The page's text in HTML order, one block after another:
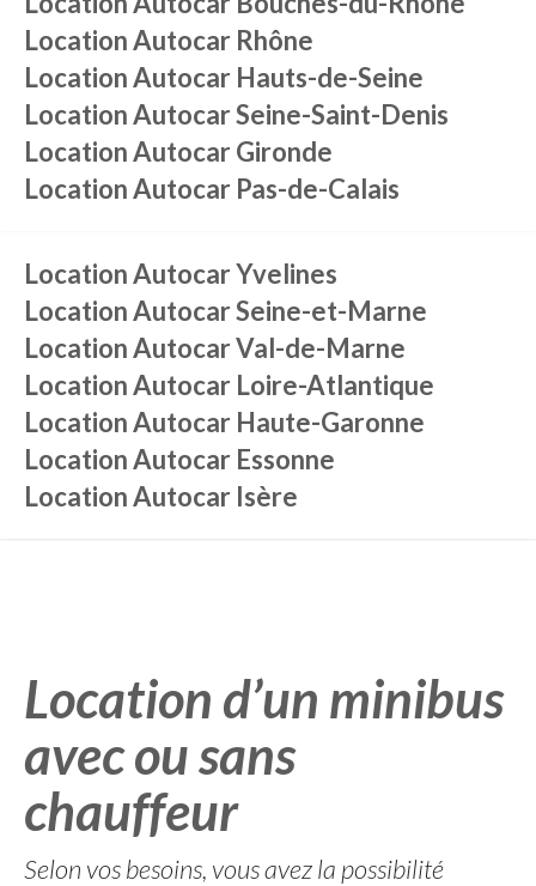
Location Autocar Rhône
Location Autocar Hauts-de-Seine
Location AutocarSeine-Saint-Denis
Location AutocarGironde
Location Autocar Pas-de-Calais
Location AutocarYvelines
Location AutocarSeine-et-Marne
Location AutocarVal-de-Marne
Location Autocar Loire-Atlantique
Location Autocar Haute-Garonne
Location Autocar Essonne
Location Autocar Isère
Location d’un minibus
avec ou sans
chauffeur
Selon vos besoins, vous avez la possibilité